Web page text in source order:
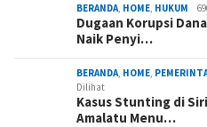
BERANDA HOME HUKUM
Dugaan Korupsi
Naik Penyi…
BERANDA HOME
Dilihat
Kasus Stunting di
Amalatu Menu…